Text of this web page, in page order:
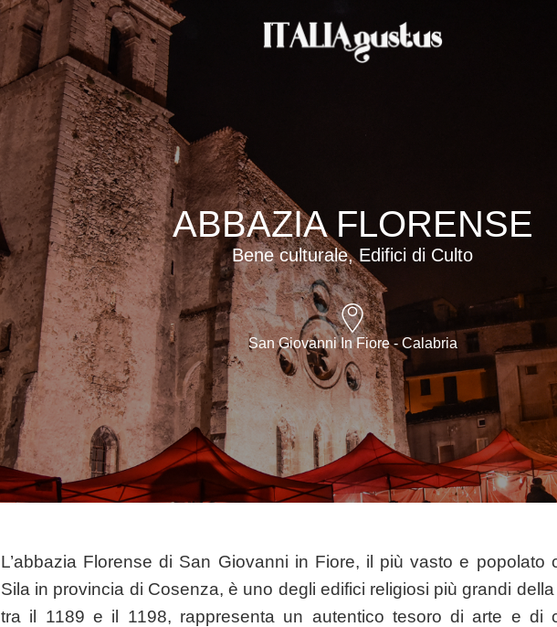
ABBAZIA FLORENSE
Bene culturale, Edifici di Culto
San Giovanni In Fiore - Calabria
L’abbazia Florense di San Giovanni in Fiore, il più vasto e popolato
Sila in provincia di Cosenza, è uno degli edifici religiosi più grandi
tra il 1189 e il 1198, rappresenta un autentico tesoro di arte e di